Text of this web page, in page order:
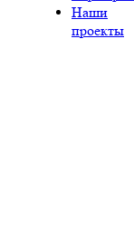
Наши
проекты